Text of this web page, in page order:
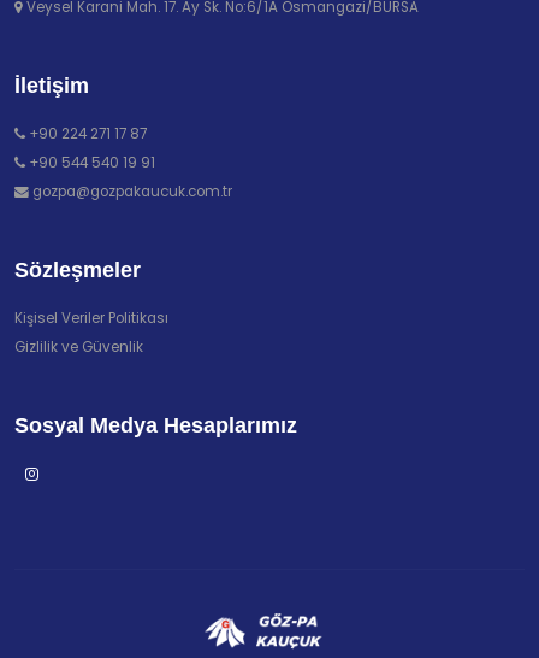
Veysel Karani Mah. 17. Ay Sk. No:6/1A Osmangazi/BURSA
İletişim
+90 224 271 17 87
+90 544 540 19 91
gozpa@gozpakaucuk.com.tr
Sözleşmeler
Kişisel Veriler Politikası
Gizlilik ve Güvenlik
Sosyal Medya Hesaplarımız